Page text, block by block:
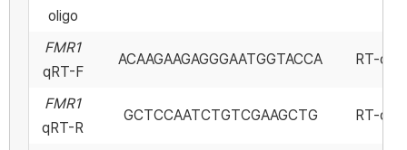
oligo
FMR1
qRT-F
ACAAGAAGAGGGAATGGTACCA RT-
FMR1
qRT-R
GCTCCAATCTGTCGAAGCTG RT-